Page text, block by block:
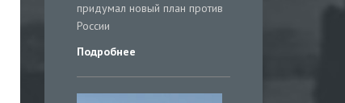
придумал новый план против
России
Подробнее